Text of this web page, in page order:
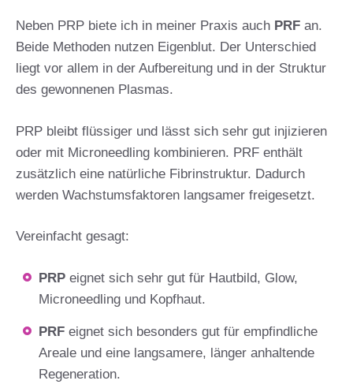
Neben PRP biete ich in meiner Praxis auch PRF an.
Beide Methoden nutzen Eigenblut. Der Unterschied
liegt vor allem in der Aufbereitung und in der Struktur
des gewonnenen Plasmas.
PRP bleibt flüssiger und lässt sich sehr gut injizieren
oder mit Microneedling kombinieren. PRF enthält
zusätzlich eine natürliche Fibrinstruktur. Dadurch
werden Wachstumsfaktoren langsamer freigesetzt.
Vereinfacht gesagt:
PRP eignet sich sehr gut für Hautbild, Glow,
Microneedling und Kopfhaut.
PRF eignet sich besonders gut für empfindliche
Areale und eine langsamere, länger anhaltende
Regeneration.